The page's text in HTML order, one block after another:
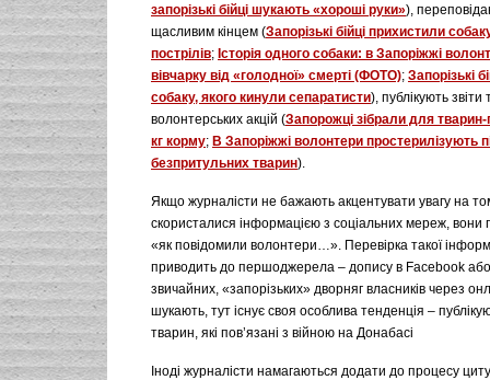
запорізькі бійці шукають «хороші руки»),
щасливим кінцем (Запорізькі бійці прихистили
пострілів; Історія одного собаки: в Запоріжжі
вівчарку від «голодної» смерті (ФОТО); Запорізькі
собаку, якого кинули сепаратисти), публікують
волонтерських акцій (Запорожці зібрали для
кг корму; В Запоріжжі волонтери простерилізують
безпритульних тварин).
Якщо журналісти не бажають акцентувати увагу на
скористалися інформацією з соціальних мереж, вони
«як повідомили волонтери…». Перевірка такої
приводить до першоджерела – допису в Facebook
звичайних, «запорізьких» дворняг власників через
шукають, тут існує своя особлива тенденція –
тварин, які пов’язані з війною на Донабасі
Іноді журналісти намагаються додати до процесу